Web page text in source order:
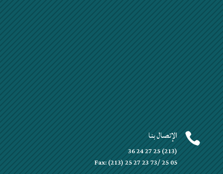
 الإتصال بنا
(213) 25 27 24 36
Fax: (213) 25 27 23 73/ 25 05